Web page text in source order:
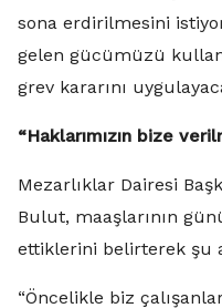
sona erdirilmesini
gelen gücümüzü
grev kararını
“Haklarımızın bize
Mezarlıklar Dairesi
Bulut, maaşlarının
ettiklerini belirterek şu
“Öncelikle biz